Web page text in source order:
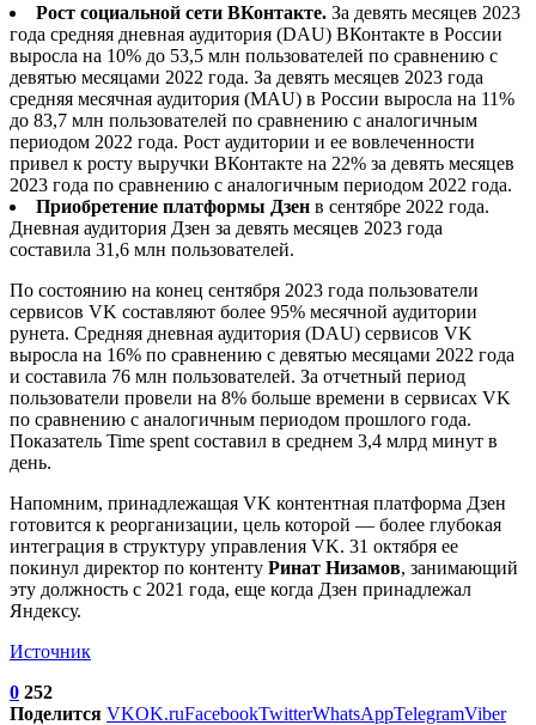
Рост социальной сети ВКонтакте. За девять месяцев 2023
года средняя дневная аудитория (DAU) ВКонтакте в России
выросла на 10% до 53,5 млн пользователей по сравнению с
девятью месяцами 2022 года. За девять месяцев 2023 года
средняя месячная аудитория (MAU) в России выросла на 11%
до 83,7 млн пользователей по сравнению с аналогичным
периодом 2022 года. Рост аудитории и ее вовлеченности
привел к росту выручки ВКонтакте на 22% за девять месяцев
2023 года по сравнению с аналогичным периодом 2022 года.
Приобретение платформы Дзен в сентябре 2022 года.
Дневная аудитория Дзен за девять месяцев 2023 года
составила 31,6 млн пользователей.
По состоянию на конец сентября 2023 года пользователи
сервисов VK составляют более 95% месячной аудитории
рунета. Cредняя дневная аудитория (DAU) сервисов VK
выросла на 16% по сравнению с девятью месяцами 2022 года
и составила 76 млн пользователей. За отчетный период
пользователи провели на 8% больше времени в сервисах VK
по сравнению с аналогичным периодом прошлого года.
Показатель Time spent составил в среднем 3,4 млрд минут в
день.
Напомним, принадлежащая VK контентная платформа Дзен
готовится к реорганизации, цель которой — более глубокая
интеграция в структуру управления VK. 31 октября ее
покинул директор по контенту Ринат Низамов, занимающий
эту должность с 2021 года, еще когда Дзен принадлежал
Яндексу.
Источник
0 252
Поделится VKOK.ruFacebookTwitterWhatsAppTelegramViber